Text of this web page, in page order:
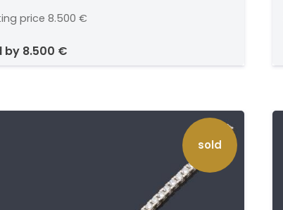
price 8.500 €
by 8.500 €
sold